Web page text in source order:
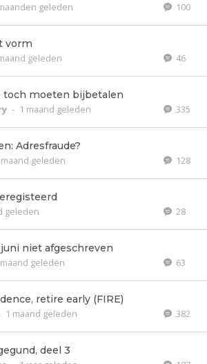
geleden 100
vorm
geleden 46
toch moeten bijbetalen
- 1 maand geleden 335
Adresfraude?
maand geleden 128
geleden 28
niet afgeschreven
maand geleden 63
retire early (FIRE)
1 maand geleden 382
deel 3